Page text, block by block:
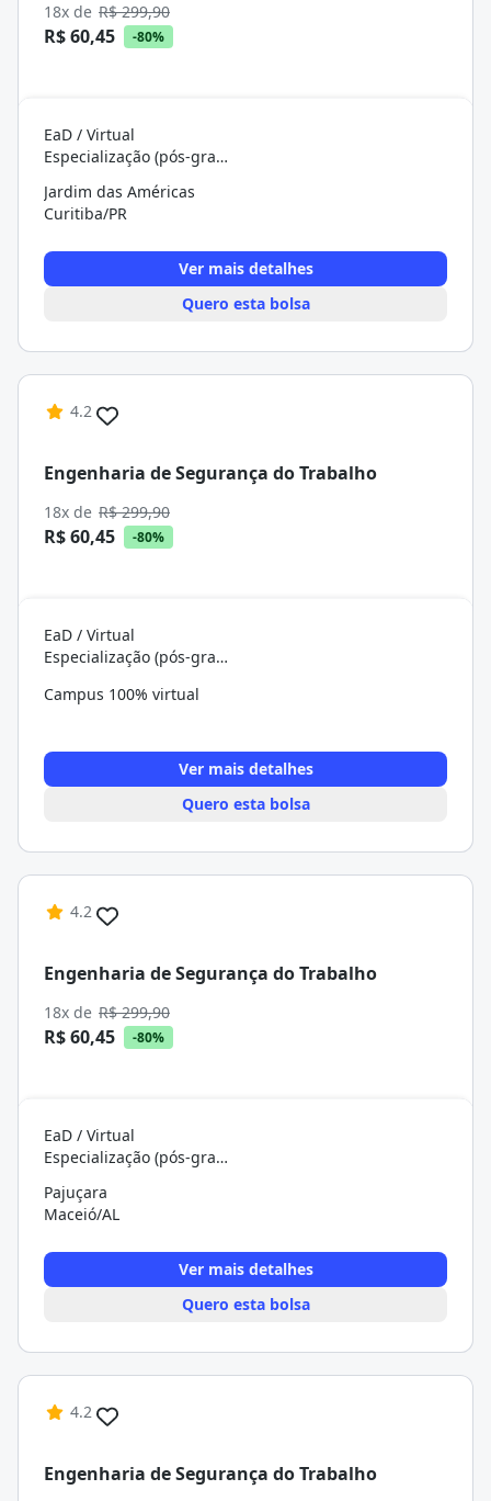
18x de R$ 299,90
R$ 60,45 -80%
EaD / Virtual
Especialização (pós-graduação)
Jardim das Américas
Curitiba/PR
Ver mais detalhes
Quero esta bolsa
4.2
Engenharia de Segurança do Trabalho
18x de R$ 299,90
R$ 60,45 -80%
EaD / Virtual
Especialização (pós-graduação)
Campus 100% virtual
Ver mais detalhes
Quero esta bolsa
4.2
Engenharia de Segurança do Trabalho
18x de R$ 299,90
R$ 60,45 -80%
EaD / Virtual
Especialização (pós-graduação)
Pajuçara
Maceió/AL
Ver mais detalhes
Quero esta bolsa
4.2
Engenharia de Segurança do Trabalho